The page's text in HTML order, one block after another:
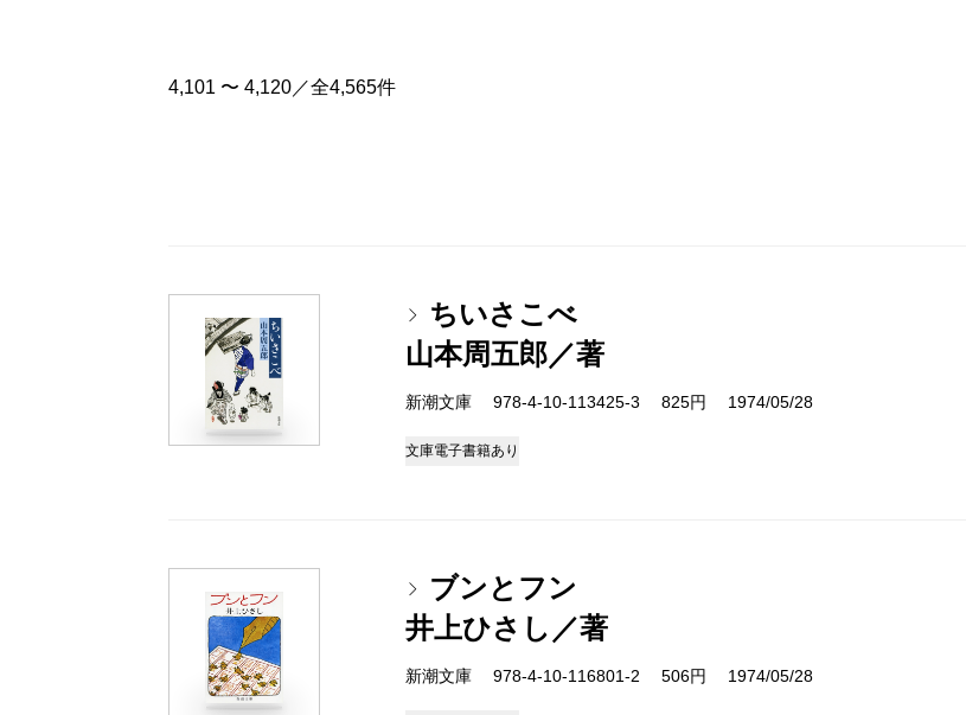
4,101 〜 4,120／全4,565件
ちいさこべ
山本周五郎／著
新潮文庫 978-4-10-113425-3 825円 1974/05/28
文庫電子書籍あり
ブンとフン
井上ひさし／著
新潮文庫 978-4-10-116801-2 506円 1974/05/28